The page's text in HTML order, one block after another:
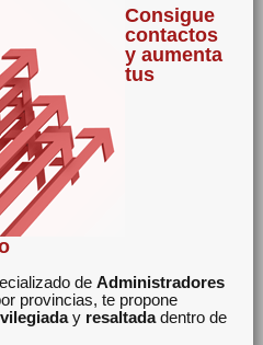
Consigue
contactos
y aumenta
tus
deAdministradores
provincias, te propone
y resaltadadentro de